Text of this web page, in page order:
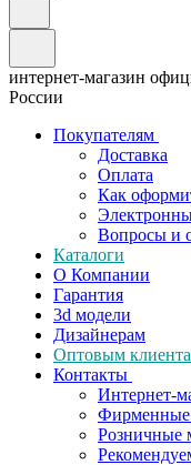
интернет-магазин
России
Покупателям
Доставка
Оплата
Как
Вопросы и
Каталоги
О Компании
Гарантия
3d модели
Дизайнерам
Оптовым
Контакты
Интернет-
Фирменные
Розничные